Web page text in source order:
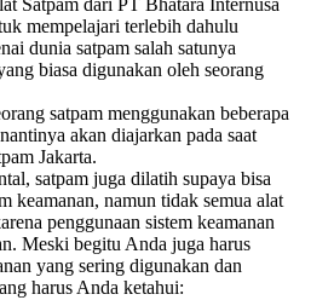
Satpam dari PT Bhatara Internusa
mempelajari terlebih dahulu
dunia satpam salah satunya
biasa digunakan oleh seorang
satpam menggunakan beberapa
akan diajarkan pada saat
Jakarta.
satpam juga dilatih supaya bisa
keamanan, namun tidak semua alat
penggunaan sistem keamanan
Meski begitu Anda juga harus
yang sering digunakan dan
harus Anda ketahui: